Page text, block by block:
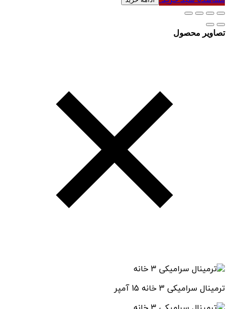
تصاویر محصول
ترمینال سرامیکی 3 خانه 15 آمپر